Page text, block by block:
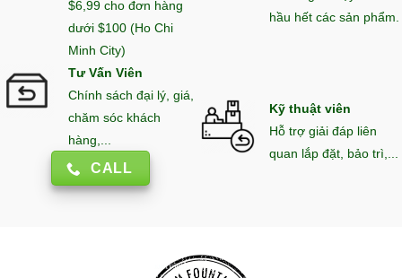
$6,99 cho đơn hàng
dưới $100 (Ho Chi
Minh City)
hầu hết các sản phẩm.
Tư Vấn Viên
Chính sách đại lý, giá,
chăm sóc khách
hàng,...
CALL
Kỹ thuật viên
Hỗ trợ giải đáp liên
quan lắp đặt, bảo trì,...